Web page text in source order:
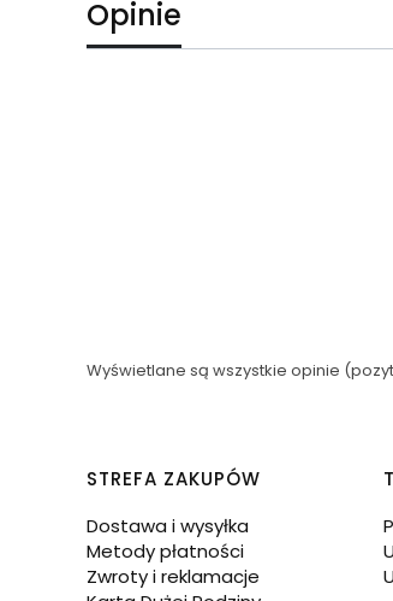
Opinie
Wyświetlane są wszystkie opinie
Linki w stopce
STREFA ZAKUPÓW
Dostawa i wysyłka
Metody płatności
Zwroty i reklamacje